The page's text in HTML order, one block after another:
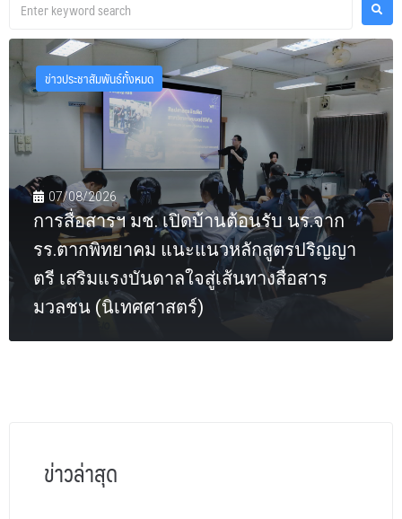
ข่าวประชาสัมพันธ์ทั้งหมด
07/08/2026
การสื่อสารฯ มช. เปิดบ้านต้อนรับ นร.จาก
รร.ตากพิทยาคม แนะแนวหลักสูตรปริญญา
ตรี เสริมแรงบันดาลใจสู่เส้นทางสื่อสาร
มวลชน (นิเทศศาสตร์)
ข่าวล่าสุด